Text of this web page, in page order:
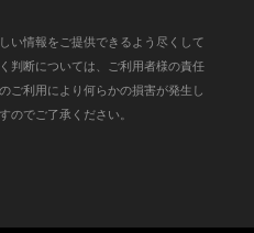
い情報をご提供できるよう尽くして
判断については、ご利用者様の責任
ご利用により何らかの損害が発生し
のでご了承ください。